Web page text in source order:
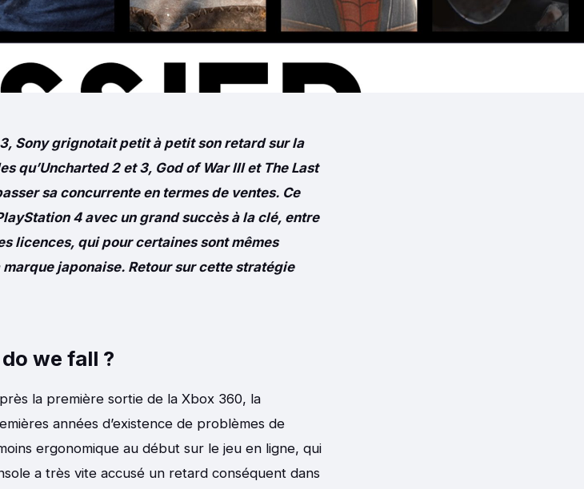
Sony grignotait petit à petit son retard sur la
qu’Uncharted 2 et 3, God of War III et The Last
sa concurrente en termes de ventes. Ce
4 avec un grand succès à la clé, entre
licences, qui pour certaines sont mêmes
japonaise. Retour sur cette stratégie
we fall ?
la première sortie de la Xbox 360, la
années d’existence de problèmes de
ergonomique au début sur le jeu en ligne, qui
a très vite accusé un retard conséquent dans